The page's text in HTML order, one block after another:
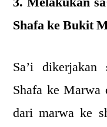
Shafa ke Bukit
Sa’i
Shafa ke Marwa
dari marwa ke